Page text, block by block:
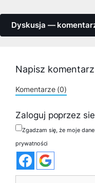
Dyskusja —
Napisz komentarz
Komentarze (0)
Zaloguj poprzez
Zgadzam się, że moje
prywatności